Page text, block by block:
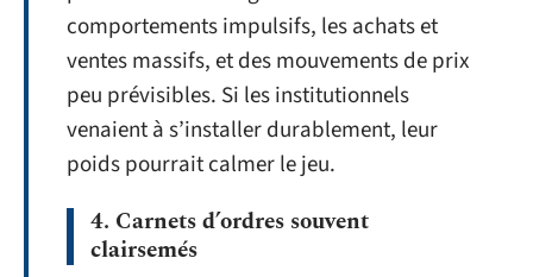
comportements impulsifs, les achats et
ventes massifs, et des mouvements de prix
peu prévisibles. Si les institutionnels
venaient à s’installer durablement, leur
poids pourrait calmer le jeu.
4. Carnets d’ordres souvent
clairsemés